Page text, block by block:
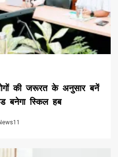
की जरूरत के अनुसार बनें
बनेगा स्किल हब